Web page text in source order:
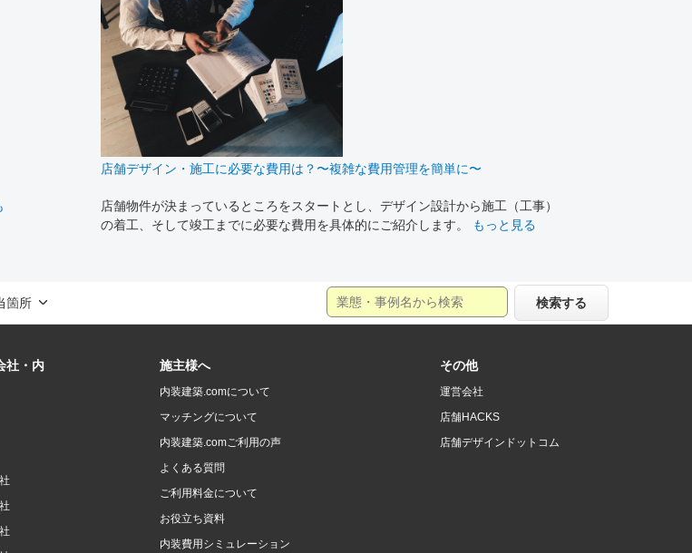
店舗デザイン・施工に必要な費用は？〜複雑な費用管理を簡単に〜
店舗物件が決まっているところをスタートとし、デザイン設計から施工（工事）
の着工、そして竣工までに必要な費用を具体的にご紹介します。
もっと見る
箇所 検索する
社・内
施主様へ
内装建築.comについて
マッチングについて
内装建築.comご利用の声
よくある質問
ご利用料金について
お役立ち資料
内装費用シミュレーション
その他
運営会社
店舗HACKS
店舗デザインドットコム